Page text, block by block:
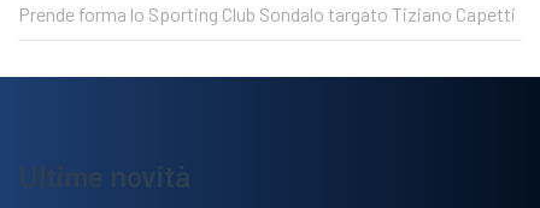
Prende forma lo Sporting Club Sondalo targato Tiziano Capetti
Ultime novità